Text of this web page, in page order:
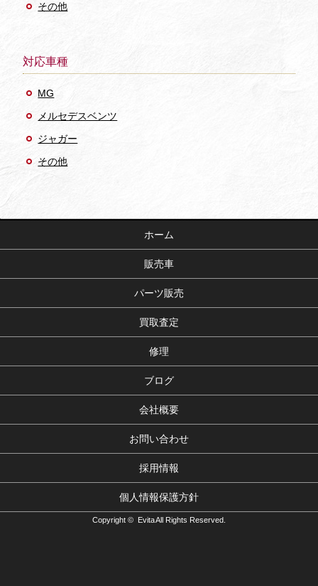
その他
対応車種
MG
メルセデスベンツ
ジャガー
その他
ホーム
販売車
パーツ販売
買取査定
修理
ブログ
会社概要
お問い合わせ
採用情報
個人情報保護方針
Copyright © Evita All Rights Reserved.